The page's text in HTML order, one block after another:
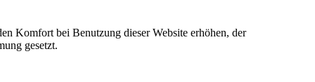
Komfort bei Benutzung dieser Website erhöhen, der
gesetzt.